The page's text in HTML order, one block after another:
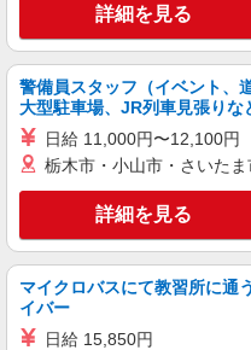
千里中央
週3〜×残
時給
通費全支給(
大阪府
＜箕面＞
時給
詳細を見る
警備員スタッフ（イベント、
大型駐車場、JR列車見張りな
日給 11,000円〜12,100円
栃木市・小山市・さいた
詳細を見る
マイクロバスにて教習所に通
イバー
日給 15,850円